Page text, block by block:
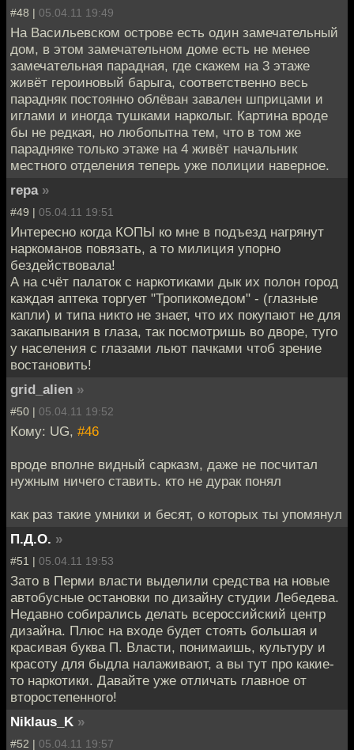
#48 | 05.04.11 19:49
На Васильевском острове есть один замечательный
дом, в этом замечательном доме есть не менее
замечательная парадная, где скажем на 3 этаже
живёт героиновый барыга, соответственно весь
парадняк постоянно облёван завален шприцами и
иглами и иногда тушками нарколыг. Картина вроде
бы не редкая, но любопытна тем, что в том же
парадняке только этаже на 4 живёт начальник
местного отделения теперь уже полиции наверное.
repa »
#49 | 05.04.11 19:51
Интересно когда КОПЫ ко мне в подъезд нагрянут
наркоманов повязать, а то милиция упорно
бездействовала!
А на счёт палаток с наркотиками дык их полон город
каждая аптека торгует "Тропикомедом" - (глазные
капли) и типа никто не знает, что их покупают не для
закапывания в глаза, так посмотришь во дворе, туго
у населения с глазами льют пачками чтоб зрение
востановить!
grid_alien »
#50 | 05.04.11 19:52
Кому: UG, #46
вроде вполне видный сарказм, даже не посчитал
нужным ничего ставить. кто не дурак понял
как раз такие умники и бесят, о которых ты упомянул
П.Д.О. »
#51 | 05.04.11 19:53
Зато в Перми власти выделили средства на новые
автобусные остановки по дизайну студии Лебедева.
Недавно собирались делать всероссийский центр
дизайна. Плюс на входе будет стоять большая и
красивая буква П. Власти, понимаишь, культуру и
красоту для быдла налаживают, а вы тут про какие-
то наркотики. Давайте уже отличать главное от
второстепенного!
Niklaus_K »
#52 | 05.04.11 19:57